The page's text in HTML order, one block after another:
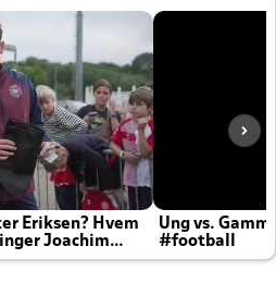
Eriksen? Hvem
Joachim
Ung vs.
#football